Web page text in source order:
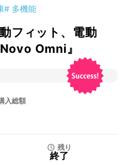
# 多機能
フィット、電動
Omni』
入総額
残り
終了